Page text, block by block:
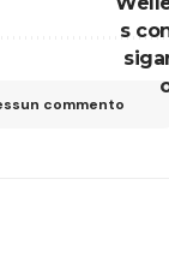
commento